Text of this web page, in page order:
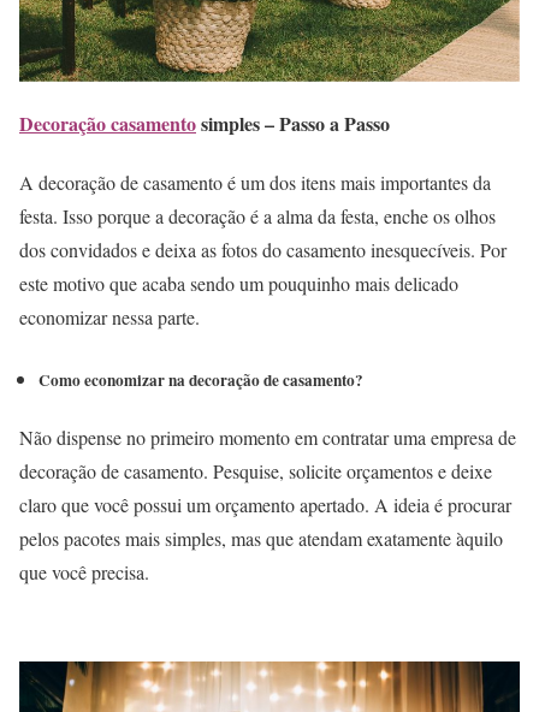
Decoração casamentosimples – Passo a Passo
A decoração de casamento é um dos itens mais importantes da
festa. Isso porque a decoração é a alma da festa, enche os olhos
dos convidados e deixa as fotos do casamento inesquecíveis. Por
este motivo que acaba sendo um pouquinho mais delicado
economizar nessa parte.
Como economizar na decoração de casamento?
Não dispense no primeiro momento em contratar uma empresa de
decoração de casamento. Pesquise, solicite orçamentos e deixe
claro que você possui um orçamento apertado. A ideia é procurar
pelos pacotes mais simples, mas que atendam exatamente àquilo
que você precisa.